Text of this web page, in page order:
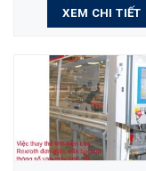
XEM CHI TIẾT